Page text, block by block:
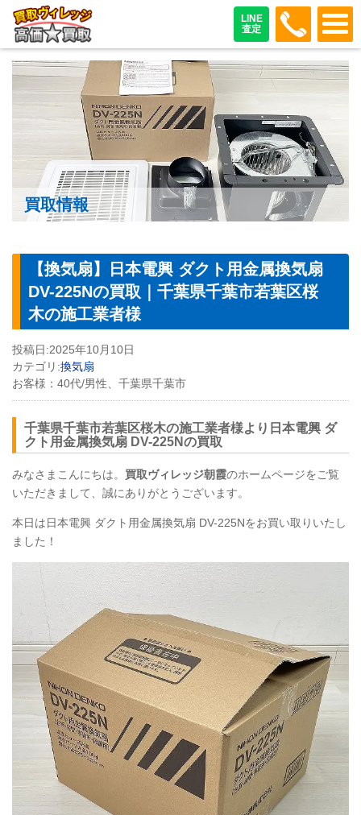
LINE
査定
048-
買取情報
【換気扇】日本電興 ダクト用金属換気扇
DV-225Nの買取｜千葉県千葉市若葉区桜
木の施工業者様
投稿日:2025年10月10日
カテゴリ:換気扇
お客様： 40代/男性、千葉県千葉市
千葉県千葉市若葉区桜木の施工業者様より日本電興 ダ
クト用金属換気扇 DV-225Nの買取
みなさまこんにちは。 買取ヴィレッジ朝霞のホームページをご覧
いただきまして、誠にありがとうございます。
本日は日本電興 ダクト用金属換気扇 DV-225Nをお買い取りいたし
ました！